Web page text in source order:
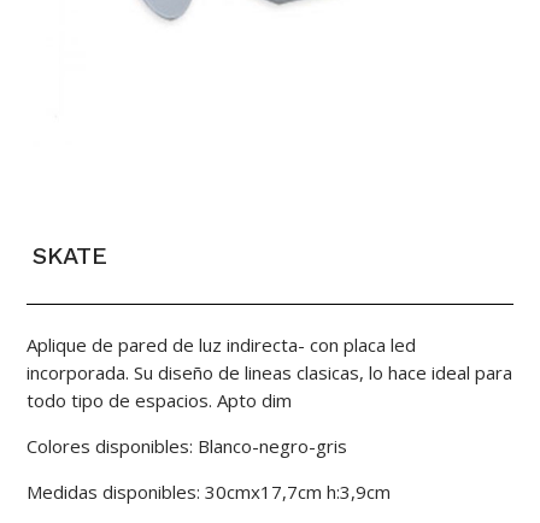
SKATE
Aplique de pared de luz indirecta- con placa led
incorporada. Su diseño de lineas clasicas, lo hace ideal para
todo tipo de espacios. Apto dim
Colores disponibles: Blanco-negro-gris
Medidas disponibles: 30cmx17,7cm h:3,9cm